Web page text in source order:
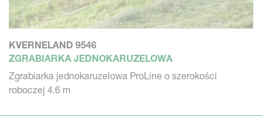
KVERNELAND 9546
ZGRABIARKA JEDNOKARUZELOWA
Zgrabiarka jednokaruzelowa ProLine o szerokości
roboczej 4.6 m